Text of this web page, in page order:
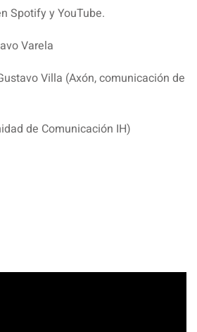
Spotify y YouTube.
Varela
Villa (Axón, comunicación de
de Comunicación IH)